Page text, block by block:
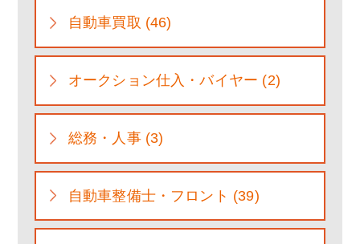
自動車買取 (46)
オークション仕入・バイヤー (2)
総務・人事 (3)
自動車整備士・フロント (39)